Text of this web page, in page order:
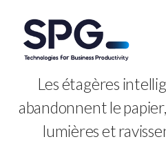
Les étagères
abandonnent le
lumières et